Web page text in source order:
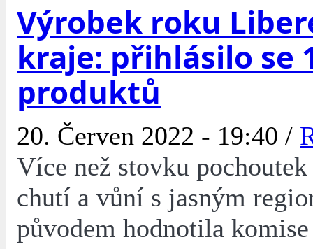
Výrobek roku
kraje: přihlásilo se
produktů
20. Červen 2022 - 19:40 /
Více než stovku
chutí a vůní s jasným
původem hodnotila komise